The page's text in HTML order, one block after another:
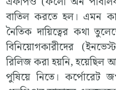
বাতিল করতে হল। এমন
নৈতিক দায়িত্বের কথা
বিনিয়োগকারীদের
রিলিজ করা হয়নি, হয়েছিল
পুষিয়ে নিতে। কর্পোরেট